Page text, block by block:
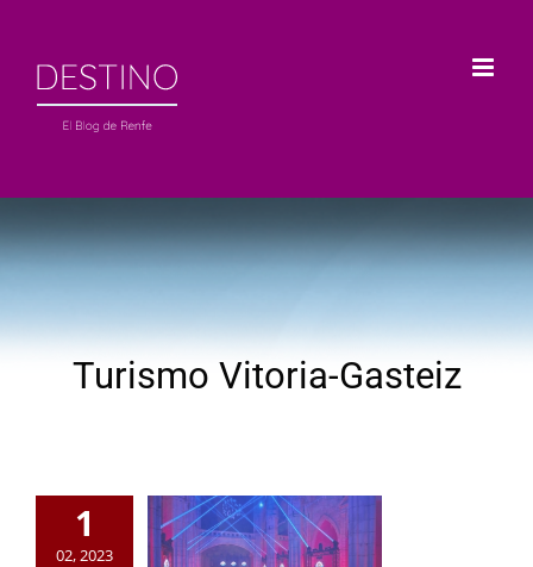
contenido
Turismo Vitoria-Gasteiz
1
02, 2023